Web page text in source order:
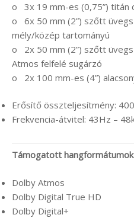
o 3x 19 mm-es (0,75”) titán
o 6x 50 mm (2”) szőtt
mély/közép tartományú
o 2x 50 mm (2”) szőtt
Atmos felfelé sugárzó
o 2x 100 mm-es (4”)
Erősítő összteljesítmény:
Frekvencia-átvitel: 43Hz –
Támogatott hangformátumok
Dolby Atmos
Dolby Digital True HD
Dolby Digital+